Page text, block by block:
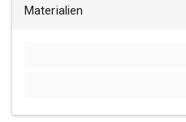
Materialien